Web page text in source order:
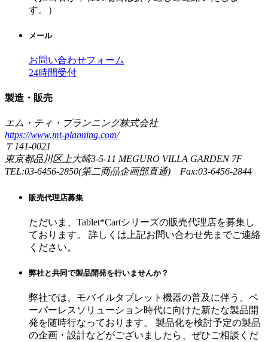
す。）
メール
お問い合わせフォーム
24時間受付
製造・販売
エム・ティ・プランニング株式会社
https://www.mt-planning.com/
〒141-0021
東京都品川区上大崎3-5-11 MEGURO VILLA GARDEN 7F
TEL:03-6456-2850(第二商品企画部直通) Fax:03-6456-2844
販売代理店募集
ただいま、Tablet*Cartシリーズの販売代理店を募集し
ております。 詳しくは上記お問い合わせ先までご連絡
ください。
弊社と共同で製品開発を行いませんか？
弊社では、モバイルタブレット機器の普及に伴う、ペ
ーパーレスソリューション時代に向けた新たな製品開
発を随時行なっております。 製品化を検討予定の製品
の企画・設計などがございましたら、ぜひご相談くだ